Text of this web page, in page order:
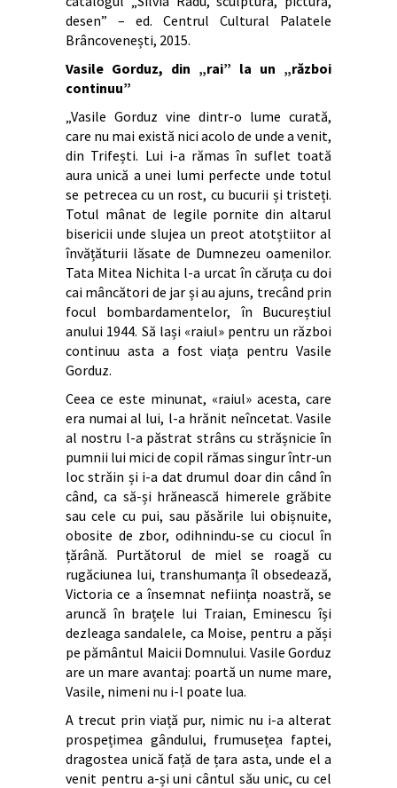
desen” – ed. Centrul Cultural Palatele
Brâncovenești, 2015.
Vasile Gorduz, din „rai” la un „război
continuu”
„Vasile Gorduz vine dintr-o lume curată,
care nu mai există nici acolo de unde a venit,
din Trifești. Lui i-a rămas în suflet toată
aura unică a unei lumi perfecte unde totul
se petrecea cu un rost, cu bucurii și tristeți.
Totul mânat de legile pornite din altarul
bisericii unde slujea un preot atotștiitor al
învățăturii lăsate de Dumnezeu oamenilor.
Tata Mitea Nichita l-a urcat în căruța cu doi
cai mâncători de jar și au ajuns, trecând prin
focul bombardamentelor, în Bucureștiul
anului 1944. Să lași «raiul» pentru un război
continuu asta a fost viața pentru Vasile
Gorduz.
Ceea ce este minunat, «raiul» acesta, care
era numai al lui, l-a hrănit neîncetat. Vasile
al nostru l-a păstrat strâns cu strășnicie în
pumnii lui mici de copil rămas singur într-un
loc străin și i-a dat drumul doar din când în
când, ca să-și hrănească himerele grăbite
sau cele cu pui, sau păsările lui obișnuite,
obosite de zbor, odihnindu-se cu ciocul în
țărână. Purtătorul de miel se roagă cu
rugăciunea lui, transhumanța îl obsedează,
Victoria ce a însemnat neființa noastră, se
aruncă în brațele lui Traian, Eminescu își
dezleaga sandalele, ca Moise, pentru a păși
pe pământul Maicii Domnului. Vasile Gorduz
are un mare avantaj: poartă un nume mare,
Vasile, nimeni nu i-l poate lua.
A trecut prin viață pur, nimic nu i-a alterat
prospețimea gândului, frumusețea faptei,
dragostea unică față de țara asta, unde el a
venit pentru a-și uni cântul său unic, cu cel